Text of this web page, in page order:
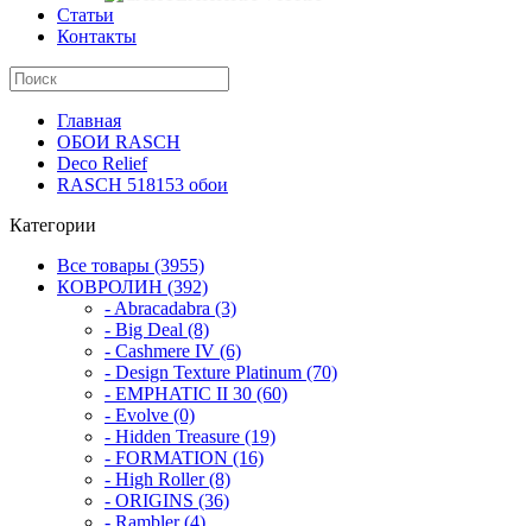
Статьи
Контакты
Главная
ОБОИ RASCH
Deco Relief
RASCH 518153 обои
Категории
Все товары (3955)
КОВРОЛИН (392)
- Abracadabra (3)
- Big Deal (8)
- Cashmere IV (6)
- Design Texture Platinum (70)
- EMPHATIC II 30 (60)
- Evolve (0)
- Hidden Treasure (19)
- FORMATION (16)
- High Roller (8)
- ORIGINS (36)
- Rambler (4)